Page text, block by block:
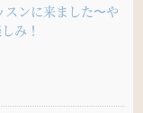
ンに来ました〜や
み！